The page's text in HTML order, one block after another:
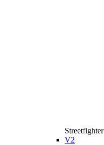
Streetfighter
V2